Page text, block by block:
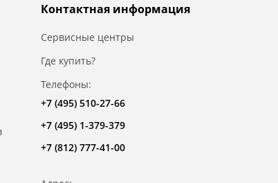
Контактная информация
Сервисные центры
Где купить?
Телефоны:
+7 (495) 510-27-66
+7 (495) 1-379-379
+7 (812) 777-41-00